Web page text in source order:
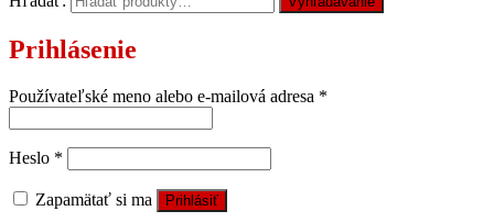
Prihlásenie
Používateľské meno alebo e-mailová adresa *
Heslo *
Zapamätať si ma Prihlásiť